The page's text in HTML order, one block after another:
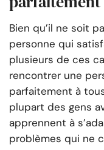
Bien qu’il ne soit
personne qui
plusieurs de ces
rencontrer une
parfaitement à
plupart des gens
apprennent à
problèmes qui ne